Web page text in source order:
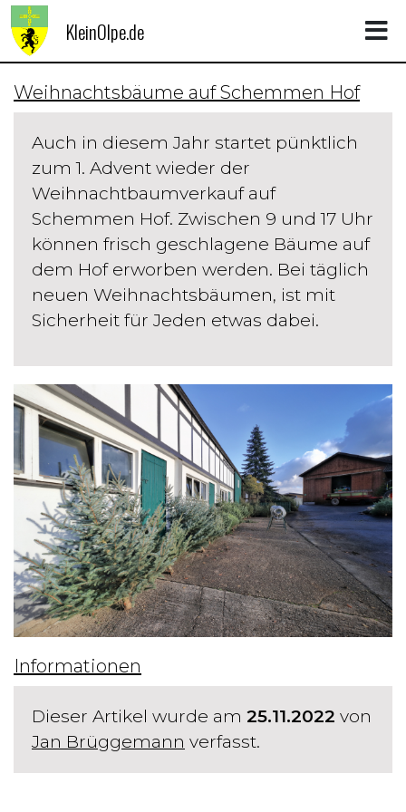
KleinOlpe.de
Weihnachtsbäume auf Schemmen Hof
Auch in diesem Jahr startet pünktlich
zum 1. Advent wieder der
Weihnachtbaumverkauf auf
Schemmen Hof. Zwischen 9 und 17 Uhr
können frisch geschlagene Bäume auf
dem Hof erworben werden. Bei täglich
neuen Weihnachtsbäumen, ist mit
Sicherheit für Jeden etwas dabei.
Informationen
Dieser Artikel wurde am 25.11.2022 von
Jan Brüggemann verfasst.